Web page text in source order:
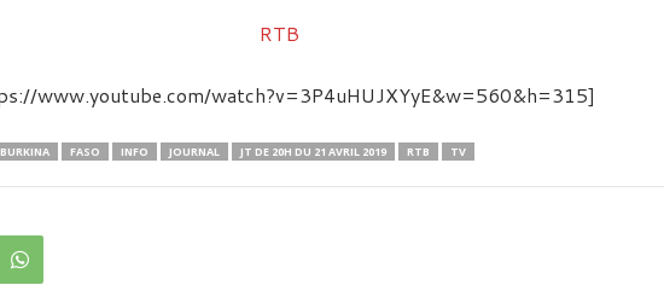
www.youtube.com/watch?v=3P4uHUJXYyE&w=560&h=315]
BURKINA FASO INFO JOURNAL JT DE 20H DU 21 AVRIL 2019 RTB TV